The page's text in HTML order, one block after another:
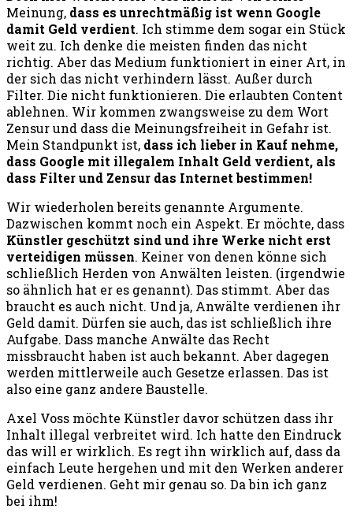
Meinung, dass es unrechtmäßig ist wenn Google
damit Geld verdient. Ich stimme dem sogar ein Stück
weit zu. Ich denke die meisten finden das nicht
richtig. Aber das Medium funktioniert in einer Art, in
der sich das nicht verhindern lässt. Außer durch
Filter. Die nicht funktionieren. Die erlaubten Content
ablehnen. Wir kommen zwangsweise zu dem Wort
Zensur und dass die Meinungsfreiheit in Gefahr ist.
Mein Standpunkt ist, dass ich lieber in Kauf nehme,
dass Google mit illegalem Inhalt Geld verdient, als
dass Filter und Zensur das Internet bestimmen!
Wir wiederholen bereits genannte Argumente.
Dazwischen kommt noch ein Aspekt. Er möchte, dass
Künstler geschützt sind und ihre Werke nicht erst
verteidigen müssen. Keiner von denen könne sich
schließlich Herden von Anwälten leisten. (irgendwie
so ähnlich hat er es genannt). Das stimmt. Aber das
braucht es auch nicht. Und ja, Anwälte verdienen ihr
Geld damit. Dürfen sie auch, das ist schließlich ihre
Aufgabe. Dass manche Anwälte das Recht
missbraucht haben ist auch bekannt. Aber dagegen
werden mittlerweile auch Gesetze erlassen. Das ist
also eine ganz andere Baustelle.
Axel Voss möchte Künstler davor schützen dass ihr
Inhalt illegal verbreitet wird. Ich hatte den Eindruck
das will er wirklich. Es regt ihn wirklich auf, dass da
einfach Leute hergehen und mit den Werken anderer
Geld verdienen. Geht mir genau so. Da bin ich ganz
bei ihm!